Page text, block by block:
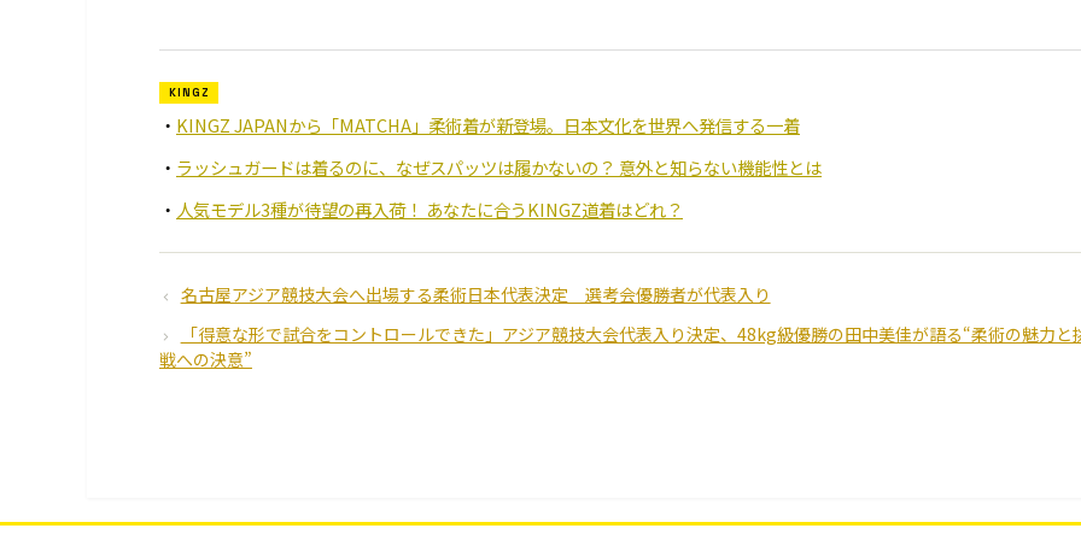
KINGZ
KINGZ JAPANから「MATCHA」柔術着が新登場。日本文化を世界へ発信する一着
ラッシュガードは着るのに、なぜスパッツは履かないの？ 意外と知らない機能性とは
人気モデル3種が待望の再入荷！ あなたに合うKINGZ道着はどれ？
名古屋アジア競技大会へ出場する柔術日本代表決定 選考会優勝者が代表入り
「得意な形で試合をコントロールできた」アジア競技大会代表入り決定、48kg級優勝の田中美佳が語る“柔術の魅力と
戦への決意”